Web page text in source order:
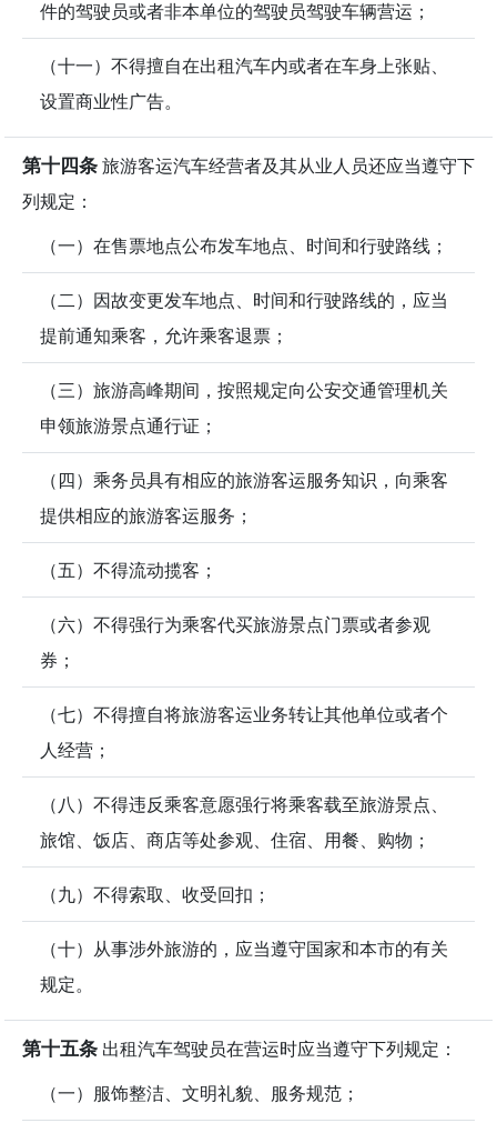
件的驾驶员或者非本单位的驾驶员驾驶车辆营运；
（十一）不得擅自在出租汽车内或者在车身上张贴、
设置商业性广告。
第十四条旅游客运汽车经营者及其从业人员还应当遵守下
列规定：
（一）在售票地点公布发车地点、时间和行驶路线；
（二）因故变更发车地点、时间和行驶路线的，应当
提前通知乘客，允许乘客退票；
（三）旅游高峰期间，按照规定向公安交通管理机关
申领旅游景点通行证；
（四）乘务员具有相应的旅游客运服务知识，向乘客
提供相应的旅游客运服务；
（五）不得流动揽客；
（六）不得强行为乘客代买旅游景点门票或者参观
券；
（七）不得擅自将旅游客运业务转让其他单位或者个
人经营；
（八）不得违反乘客意愿强行将乘客载至旅游景点、
旅馆、饭店、商店等处参观、住宿、用餐、购物；
（九）不得索取、收受回扣；
（十）从事涉外旅游的，应当遵守国家和本市的有关
规定。
第十五条 出租汽车驾驶员在营运时应当遵守下列规定：
（一）服饰整洁、文明礼貌、服务规范；